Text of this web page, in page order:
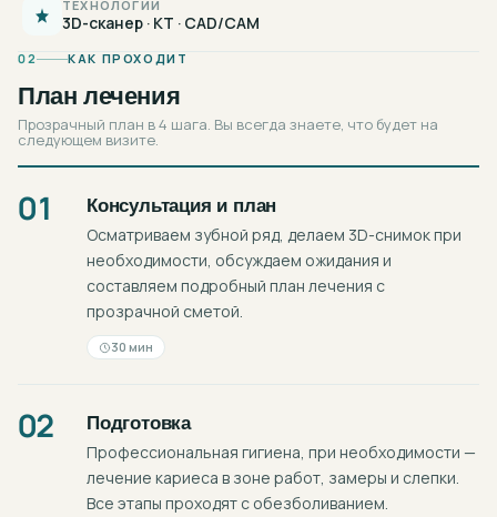
ТЕХНОЛОГИИ
3D-сканер · КТ · CAD/CAM
02 КАК ПРОХОДИТ
План лечения
Прозрачный план в 4 шага. Вы всегда знаете, что будет на
следующем визите.
01 Консультация и план
Осматриваем зубной ряд, делаем 3D-снимок при
необходимости, обсуждаем ожидания и
составляем подробный план лечения с
прозрачной сметой.
30 мин
02 Подготовка
Профессиональная гигиена, при необходимости —
лечение кариеса в зоне работ, замеры и слепки.
Все этапы проходят с обезболиванием.